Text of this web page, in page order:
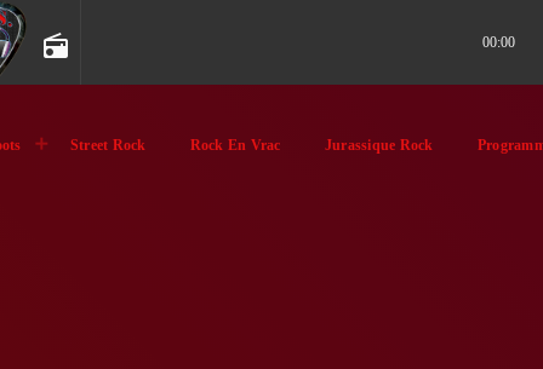
radio 00:00
Street Rock Rock En Vrac Jurassique Rock